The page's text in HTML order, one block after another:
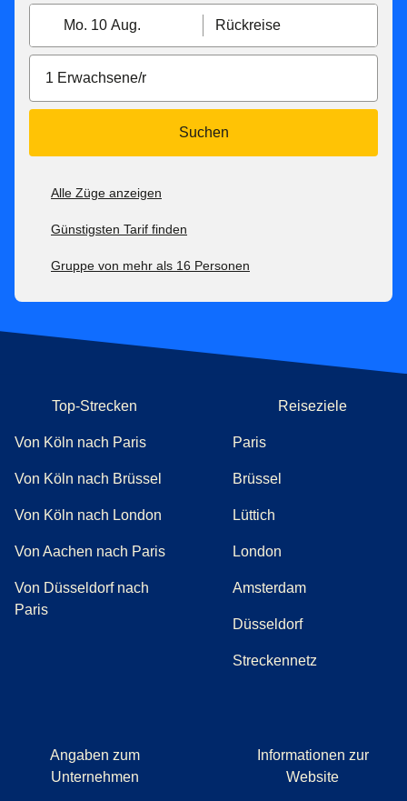
Mo. 10 Aug. Rückreise
1 Erwachsene/r
Suchen
Alle Züge anzeigen
Günstigsten Tarif finden
Gruppe von mehr als 16 Personen
Top-Strecken
Von Köln nach Paris
Von Köln nach Brüssel
Von Köln nach London
Von Aachen nach Paris
Von Düsseldorf nach
Paris
Reiseziele
Paris
Brüssel
Lüttich
London
Amsterdam
Düsseldorf
Streckennetz
Angaben zum
Unternehmen
Informationen zur
Website